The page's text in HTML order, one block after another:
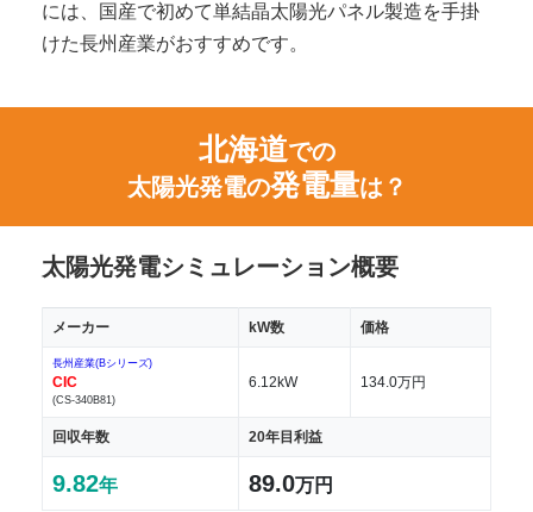
には、国産で初めて単結晶太陽光パネル製造を手掛
けた長州産業がおすすめです。
北海道での
太陽光発電の発電量は？
太陽光発電シミュレーション概要
メーカー kW数 価格
長州産業(Bシリーズ)
CIC
(CS-340B81)
6.12kW 134.0万円
回収年数 20年目利益
9.82年 89.0万円